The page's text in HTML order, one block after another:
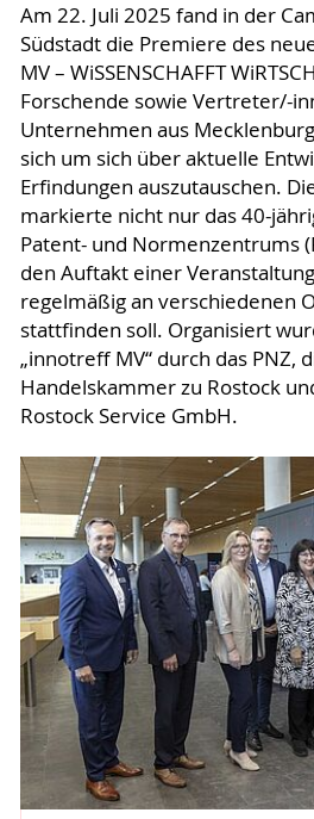
Am 22. Juli 2025 fand in der
Südstadt die Premiere des
MV – WiSSENSCHAFFT
Forschende sowie Vertreter/-
Unternehmen aus
sich um sich über aktuelle
Erfindungen auszutauschen.
markierte nicht nur das 40-
Patent- und Normenzentrums
den Auftakt einer
regelmäßig an verschiedenen
stattfinden soll. Organisiert
„innotreff MV“ durch das PNZ,
Handelskammer zu Rostock
Rostock Service GmbH.